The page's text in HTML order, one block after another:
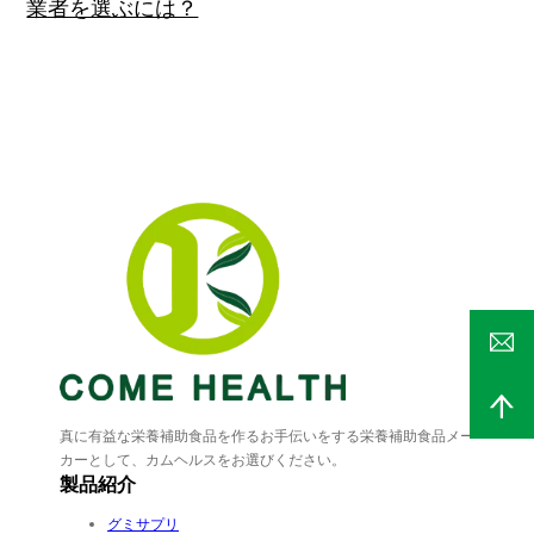
業者を選ぶには？
真に有益な栄養補助食品を作るお手伝いをする栄養補助食品メー
カーとして、カムヘルスをお選びください。
製品紹介
グミサプリ